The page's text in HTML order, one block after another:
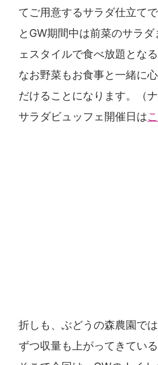
てご用意するサラダ仕立て
とGW期間中は前菜のサラ
ェスタイルで食べ放題とな
なお野菜もお食事と一緒に
だけることになります。（
サラダビュッフェ開催日は
折しも、ぶどうの森農園で
ずつ収量も上がってきている